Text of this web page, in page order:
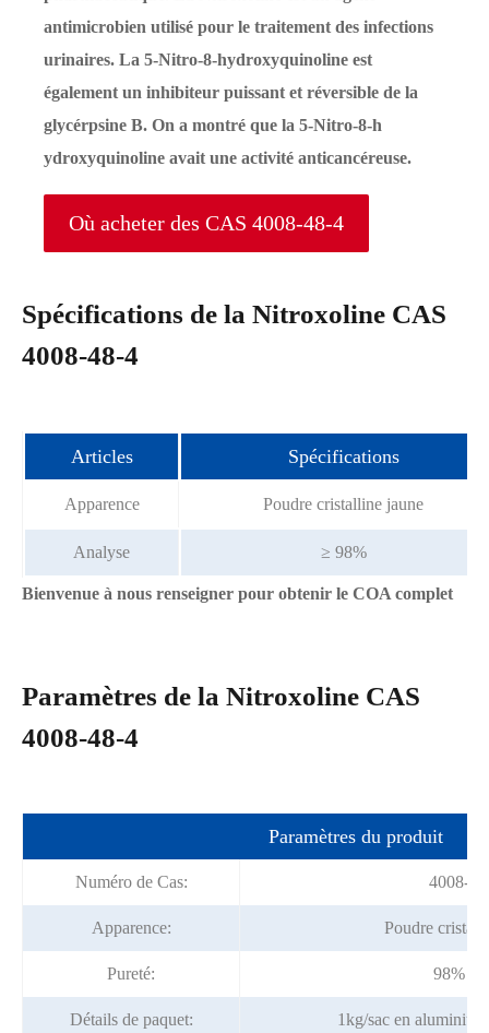
antimicrobien utilisé pour le traitement des infections
urinaires. La 5-Nitro-8-hydroxyquinoline est
également un inhibiteur puissant et réversible de la
glycérpsine B. On a montré que la 5-Nitro-8-h
ydroxyquinoline avait une activité anticancéreuse.
Où acheter des CAS 4008-48-4
Spécifications de la Nitroxoline CAS
4008-48-4
Articles Spécifications
Apparence Poudre cristalline jaune
Analyse ≥ 98%
Bienvenue à nous renseigner pour obtenir le COA complet
Paramètres de la Nitroxoline CAS
4008-48-4
Paramètres du produit
Numéro de Cas: 4008-
Apparence: Poudre
Pureté: 98%
Détails de paquet: 1kg/sac en